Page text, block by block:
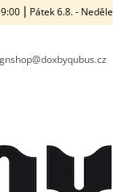
⎮ Pátek 6.8. -